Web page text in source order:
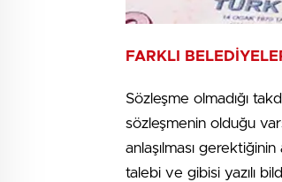
FARKLI
Sözleşme olmadığı
sözleşmenin olduğu
anlaşılması
talebi ve gibisi yazılı